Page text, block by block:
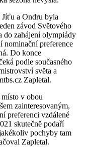
Jíťu a Ondru byla
závod Světového
do zahájení olympiády
nominační preference
Do konce
podle současného
světa a
Zapletal.
v obou
zainteresovaným,
preferenci vzdálené
skutečně podaří
pochyby tam
Zapletal.